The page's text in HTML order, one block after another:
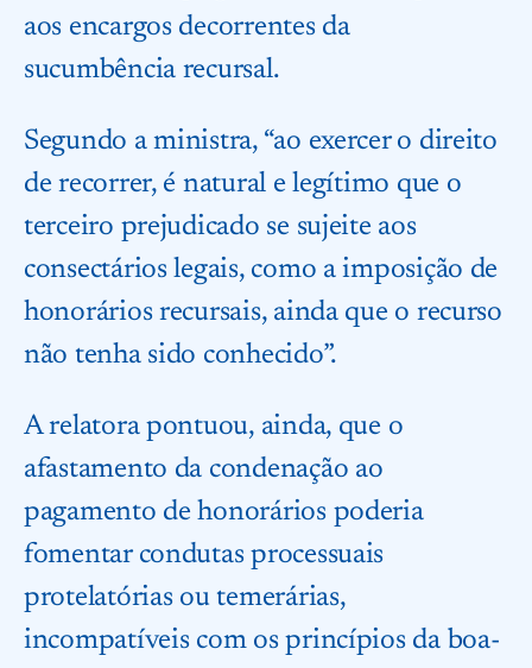
aos encargos decorrentes da
sucumbência recursal.
Segundo a ministra, “ao exercer o direito
de recorrer, é natural e legítimo que o
terceiro prejudicado se sujeite aos
consectários legais, como a imposição de
honorários recursais, ainda que o recurso
não tenha sido conhecido”.
A relatora pontuou, ainda, que o
afastamento da condenação ao
pagamento de honorários poderia
fomentar condutas processuais
protelatórias ou temerárias,
incompatíveis com os princípios da boa-